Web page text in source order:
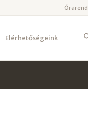
Órarend
Elérhetőségeink